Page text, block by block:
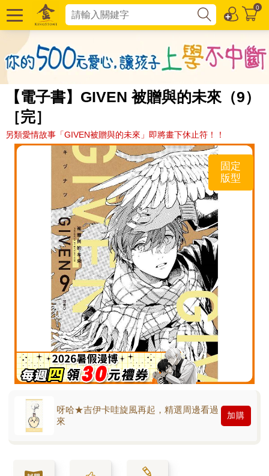
0
【電子書】GIVEN 被贈與的未來（9）
［完］
另類愛情故事「GIVEN被贈與的未來」即將畫下休止符！！
固定
版型
呀哈★吉伊卡哇旋風再起，精選周邊看過
來
加購